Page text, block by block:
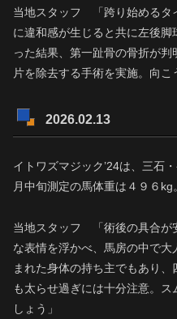
当地スタッフ 「跨り始めるタ
に違和感が生じると共に左後
った結果、第一趾骨の骨折が
片を除去する手術を実施。向こ
2026.02.13
イトワズマジック’24は、三石
月中旬測定の馬体重は４９６kg。
当地スタッフ 「術後の具合が
な表情を浮かべ、馬房の中で
まれた身体の持ち主でもあり
も太らせ過ぎには十分注意。
しょう」